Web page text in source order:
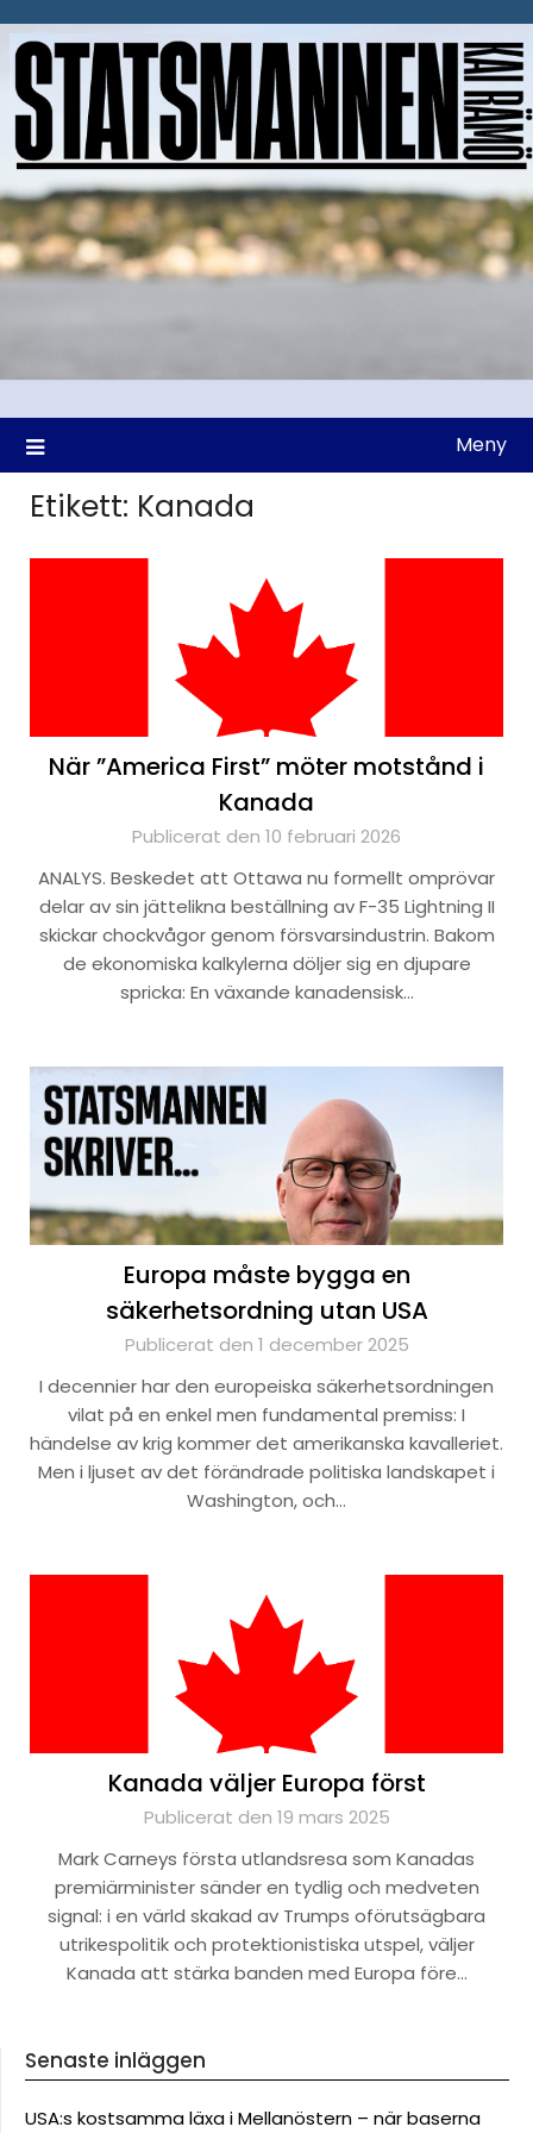
till
Meny
Etikett: Kanada
När ”America First” möter motstånd i
Kanada
Publicerat den 10 februari 2026
ANALYS. Beskedet att Ottawa nu formellt omprövar
delar av sin jättelikna beställning av F-35 Lightning II
skickar chockvågor genom försvarsindustrin. Bakom
de ekonomiska kalkylerna döljer sig en djupare
spricka: En växande kanadensisk…
Europa måste bygga en
säkerhetsordning utan USA
Publicerat den 1 december 2025
I decennier har den europeiska säkerhetsordningen
vilat på en enkel men fundamental premiss: I
händelse av krig kommer det amerikanska kavalleriet.
Men i ljuset av det förändrade politiska landskapet i
Washington, och…
Kanada väljer Europa först
Publicerat den 19 mars 2025
Mark Carneys första utlandsresa som Kanadas
premiärminister sänder en tydlig och medveten
signal: i en värld skakad av Trumps oförutsägbara
utrikespolitik och protektionistiska utspel, väljer
Kanada att stärka banden med Europa före…
Senaste inläggen
USA:s kostsamma läxa i Mellanöstern – när baserna